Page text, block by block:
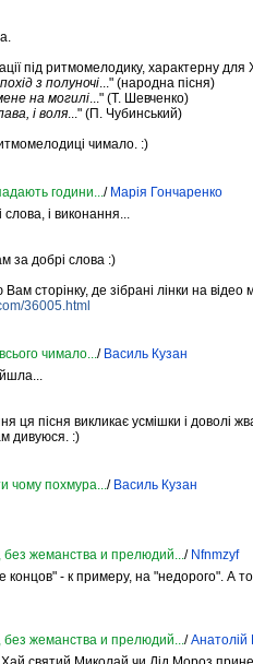
під ритмомелодику, характерну для
з полуночі..." (народна пісня)
на могилі..." (Т. Шевченко)
і воля..." (П. Чубинський)
чимало. :)
години.../ Марія Гончаренко
слова, і виконання...
за добрі слова :)
сторінку, де зібрані лінки на відео
36005.html
чимало.../ Василь Кузан
ця пісня викликає усмішки і доволі
дивуюся. :)
чому похмура.../ Василь Кузан
жеманства и прелюдий.../ Nfnmzyf
концов" - к примеру, на "недорого". А
жеманства и прелюдий.../Анатолій